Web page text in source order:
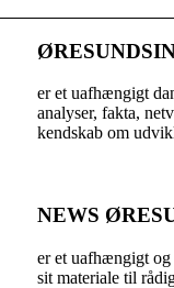
er et uafhængigt
analyser, fakta,
kendskab om
NEWS
er et uafhængigt
sit materiale til